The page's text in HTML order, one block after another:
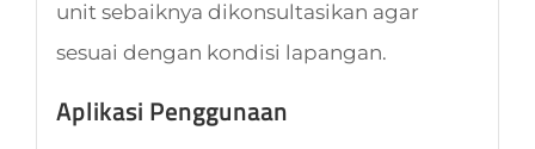
unit sebaiknya dikonsultasikan agar
sesuai dengan kondisi lapangan.
Aplikasi Penggunaan